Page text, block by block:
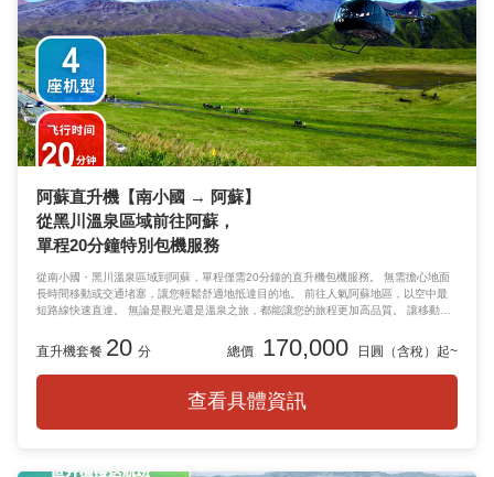
阿蘇直升機【南小國 → 阿蘇】
從黑川溫泉區域前往阿蘇，
單程20分鐘特別包機服務
從南小國・黑川溫泉區域到阿蘇，單程僅需20分鐘的直升機包機服務。 無需擔心地面
長時間移動或交通堵塞，讓您輕鬆舒適地抵達目的地。 前往人氣阿蘇地區，以空中最
短路線快速直達。 無論是觀光還是溫泉之旅，都能讓您的旅程更加高品質。 讓移動時
直升機套餐 20 分 總價 170,000 日圓（含稅）起~
查看具體資訊